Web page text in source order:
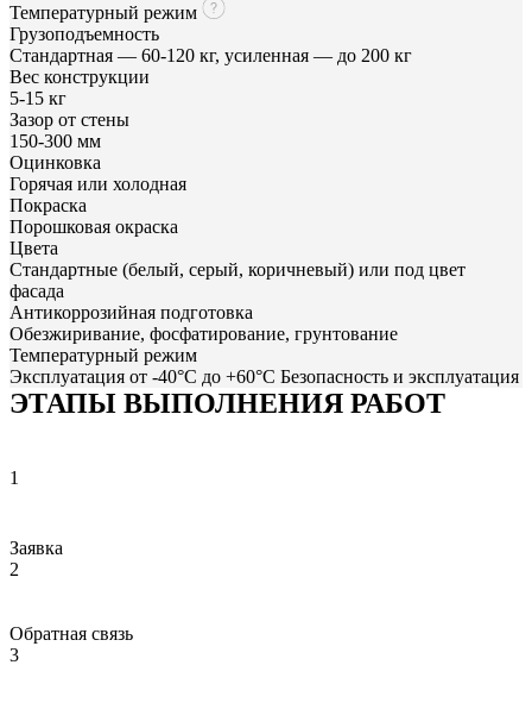
Температурный режим
Грузоподъемность
Стандартная — 60-120 кг, усиленная — до 200 кг
Вес конструкции
5-15 кг
Зазор от стены
150-300 мм
Оцинковка
Горячая или холодная
Покраска
Порошковая окраска
Цвета
Стандартные (белый, серый, коричневый) или под цвет
фасада
Антикоррозийная подготовка
Обезжиривание, фосфатирование, грунтование
Температурный режим
Эксплуатация от -40°C до +60°C Безопасность и эксплуатация
ЭТАПЫ ВЫПОЛНЕНИЯ РАБОТ
1
Заявка
2
Обратная связь
3